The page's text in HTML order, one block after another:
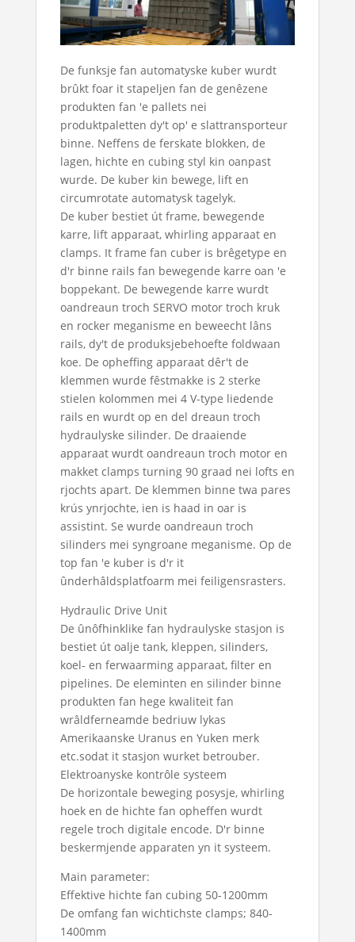
De funksje fan automatyske kuber wurdt
brûkt foar it stapeljen fan de genêzene
produkten fan 'e pallets nei
produktpaletten dy't op' e slattransporteur
binne. Neffens de ferskate blokken, de
lagen, hichte en cubing styl kin oanpast
wurde. De kuber kin bewege, lift en
circumrotate automatysk tagelyk.
De kuber bestiet út frame, bewegende
karre, lift apparaat, whirling apparaat en
clamps. It frame fan cuber is brêgetype en
d'r binne rails fan bewegende karre oan 'e
boppekant. De bewegende karre wurdt
oandreaun troch SERVO motor troch kruk
en rocker meganisme en beweecht lâns
rails, dy't de produksjebehoefte foldwaan
koe. De opheffing apparaat dêr't de
klemmen wurde fêstmakke is 2 sterke
stielen kolommen mei 4 V-type liedende
rails en wurdt op en del dreaun troch
hydraulyske silinder. De draaiende
apparaat wurdt oandreaun troch motor en
makket clamps turning 90 graad nei lofts en
rjochts apart. De klemmen binne twa pares
krús ynrjochte, ien is haad in oar is
assistint. Se wurde oandreaun troch
silinders mei syngroane meganisme. Op de
top fan 'e kuber is d'r it
ûnderhâldsplatfoarm mei feiligensrasters.
Hydraulic Drive Unit
De ûnôfhinklike fan hydraulyske stasjon is
bestiet út oalje tank, kleppen, silinders,
koel- en ferwaarming apparaat, filter en
pipelines. De eleminten en silinder binne
produkten fan hege kwaliteit fan
wrâldferneamde bedriuw lykas
Amerikaanske Uranus en Yuken merk
etc.sodat it stasjon wurket betrouber.
Elektroanyske kontrôle systeem
De horizontale beweging posysje, whirling
hoek en de hichte fan opheffen wurdt
regele troch digitale encode. D'r binne
beskermjende apparaten yn it systeem.
Main parameter:
Effektive hichte fan cubing 50-1200mm
De omfang fan wichtichste clamps; 840-
1400mm